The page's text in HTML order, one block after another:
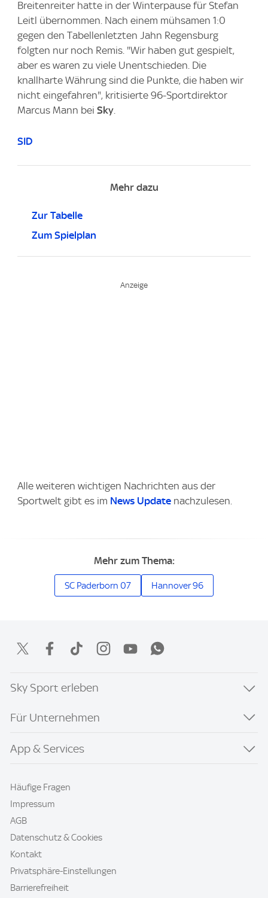
Breitenreiter hatte in der Winterpause für Stefan
Leitl übernommen. Nach einem mühsamen 1:0
gegen den Tabellenletzten Jahn Regensburg
folgten nur noch Remis. "Wir haben gut gespielt,
aber es waren zu viele Unentschieden. Die
knallharte Währung sind die Punkte, die haben wir
nicht eingefahren", kritisierte 96-Sportdirektor
Marcus Mann bei Sky.
SID
Mehr dazu
Zur Tabelle
Zum Spielplan
Alle weiteren wichtigen Nachrichten aus der
Sportwelt gibt es im News Update nachzulesen.
Mehr zum Thema:
SC Paderborn 07 Hannover 96
Sky Sport erleben
Für Unternehmen
App & Services
Häufige Fragen
Impressum
AGB
Datenschutz & Cookies
Kontakt
Privatsphäre-Einstellungen
Barrierefreiheit